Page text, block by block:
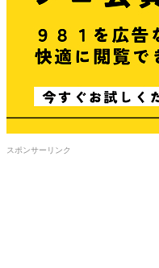
スポンサーリンク